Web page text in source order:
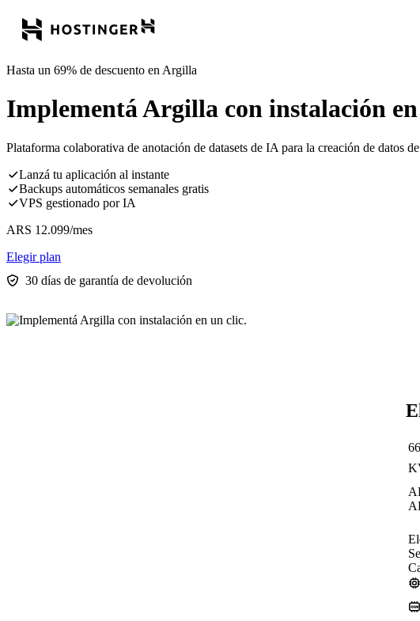
Hasta un 69% de descuento en Argilla
Implementá Argilla con instalación
Plataforma colaborativa de anotación de datasets de IA para la creación de
Lanzá tu aplicación al instante
Backups automáticos semanales gratis
VPS gestionado por IA
ARS 12.099/mes
Elegir plan
30 días de garantía de devolución